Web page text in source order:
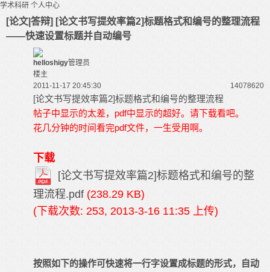
学术科研 个人中心
[论文|答辩] [论文书写提效率篇2]标题格式和编号的整理流程
——快速设置标题并自动编号
helloshigy管理员
楼主
2011-11-17 20:45:30
14078620
[论文书写提效率篇2]标题格式和编号的整理流程
帖子中显示的太差，pdf中显示的超好。请下载看吧。
花几分钟的时间看完pdf文件，一生受用啊。
下载
[论文书写提效率篇2]标题格式和编号的整
理流程.pdf (238.29 KB)
(下载次数: 253, 2013-3-16 11:35 上传)
按照如下的操作可快速将一行字设置成标题的形式，自动